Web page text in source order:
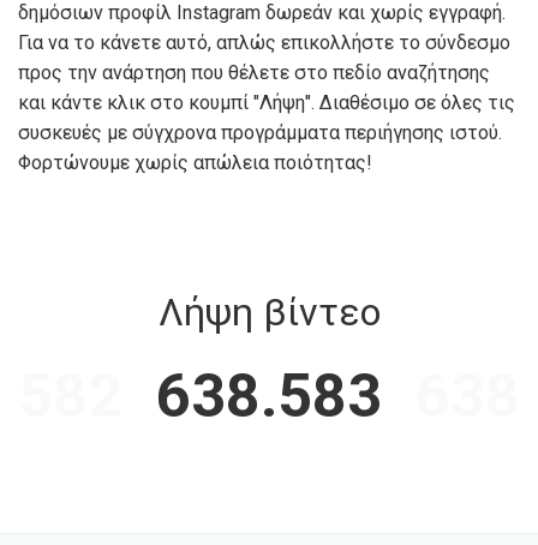
δημόσιων προφίλ Instagram δωρεάν και χωρίς εγγραφή.
Για να το κάνετε αυτό, απλώς επικολλήστε το σύνδεσμο
προς την ανάρτηση που θέλετε στο πεδίο αναζήτησης
και κάντε κλικ στο κουμπί "Λήψη". Διαθέσιμο σε όλες τις
συσκευές με σύγχρονα προγράμματα περιήγησης ιστού.
Φορτώνουμε χωρίς απώλεια ποιότητας!
Λήψη βίντεο
638.583